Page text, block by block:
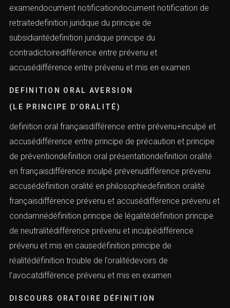
examendocument notificationdocument notification de
retraitedefinition juridique du principe de
subsidiaritédefinition juridique principe du
contradictoiredifférence entre prévenu et
accusédifférence entre prévenu et mis en examen
DEFINITION ORAL AVERSION
(LE PRINCIPE D’ORALITÉ)
definition oral françaisdifférence entre prévenu+inculpé et
accusédifférence entre principe de précaution et principe
de préventiondefinition oral présentationdefinition oralité
en françaisdifférence inculpé prévenudifférence prévenu
accusédéfinition oralité en philosophiedefinition oralité
françaisdifférence prévenu et accusédifférence prévenu et
condamnédéfinition principe de légalitédéfinition principe
de neutralitédifférence prévenu et inculpédifférence
prévenu et mis en causedéfinition principe de
réalitédéfinition trouble de l’oralitédevoirs de
l’avocatdifférence prévenu et mis en examen
DISCOURS ORATOIRE DÉFINITION